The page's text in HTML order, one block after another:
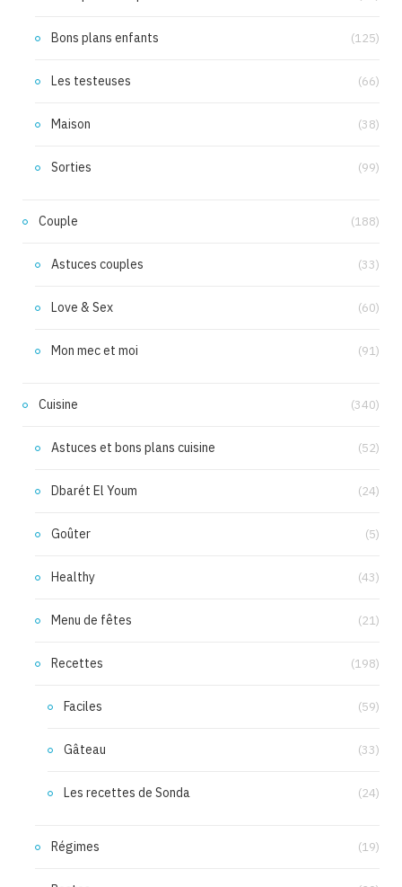
Bons plans enfants (125)
Les testeuses (66)
Maison (38)
Sorties (99)
Couple (188)
Astuces couples (33)
Love & Sex (60)
Mon mec et moi (91)
Cuisine (340)
Astuces et bons plans cuisine (52)
Dbarét El Youm (24)
Goûter (5)
Healthy (43)
Menu de fêtes (21)
Recettes (198)
Faciles (59)
Gâteau (33)
Les recettes de Sonda (24)
Régimes (19)